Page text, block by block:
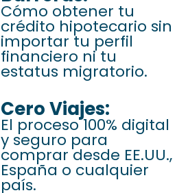
Cómo obtener tu
crédito hipotecario sin
importar tu perfil
financiero ni tu
estatus migratorio.
Cero Viajes:
El proceso 100% digital
y seguro para
comprar desde EE.UU.,
España o cualquier
país.